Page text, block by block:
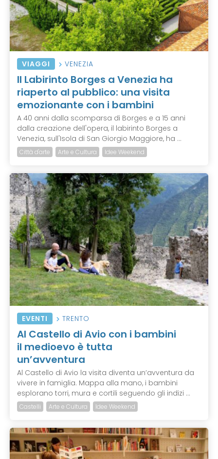
VIAGGI VENEZIA
Il Labirinto Borges a Venezia ha
riaperto al pubblico: una visita
emozionante con i bambini
A 40 anni dalla scomparsa di Borges e a 15 anni
dalla creazione dell'opera, il labirinto Borges a
Venezia, sull'Isola di San Giorgio Maggiore, ha ...
Città d'arte Arte e Cultura Idee Weekend
EVENTI TRENTO
Al Castello di Avio con i bambini
il medioevo è tutta
un’avventura
Al Castello di Avio la visita diventa un’avventura da
vivere in famiglia. Mappa alla mano, i bambini
esplorano torri, mura e cortili seguendo gli indizi ...
Castelli Arte e Cultura Idee Weekend